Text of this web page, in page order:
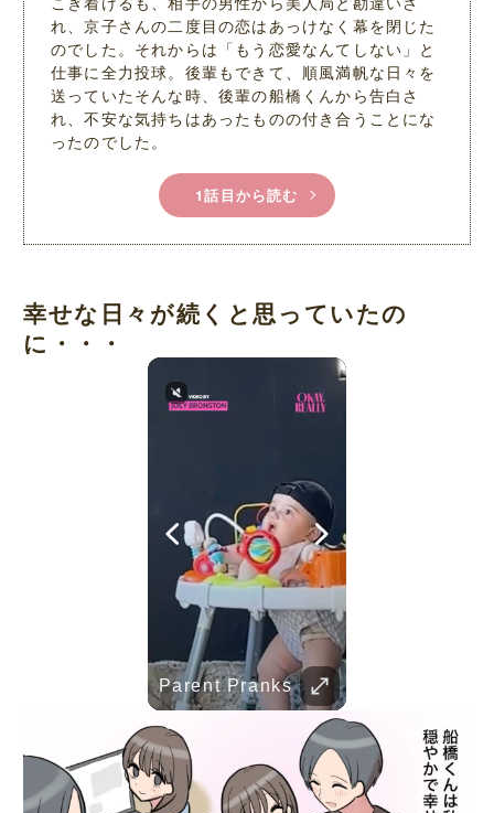
れ、京子さんの二度目の恋はあっけなく幕を閉じた
のでした。それからは「もう恋愛なんてしない」と
仕事に全力投球。後輩もできて、順風満帆な日々を
送っていたそんな時、後輩の船橋くんから告白さ
れ、不安な気持ちはあったものの付き合うことにな
ったのでした。
1話目から読む
幸せな日々が続くと思っていたの
に・・・
Parent Pranks